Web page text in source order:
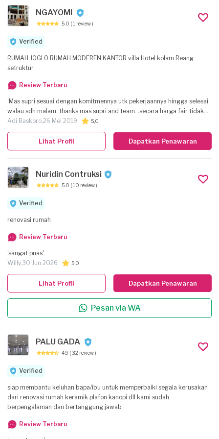
NGAYOMI
5.0 ( 1 review )
Verified
RUMAH JOGLO RUMAH MODEREN KANTOR villa Hotel kolam Reang
setruktur
Review Terbaru
'Mas supri sesuai dengan komitmennya utk pekerjaannya hingga selesai
walau sdh malam, thanks mas supri and team...secara harga fair tidak
mengecewakan'
Adi Baskoro,26 Mei 2019 5,0
Dapatkan Penawaran
Lihat Profil
Nuridin Contruksi
5.0 ( 10 review )
Verified
renovasi rumah
Review Terbaru
'sangat puas'
Willy,30 Jun 2026 5,0
Dapatkan Penawaran
Pesan via WA
Lihat Profil
PALU GADA
4.9 ( 32 review )
Verified
siap membantu keluhan bapa/ibu untuk memperbaiki segala kerusakan
dari renovasi rumah keramik plafon kanopi dll kami sudah
berpengalaman dan bertanggung jawab
Review Terbaru